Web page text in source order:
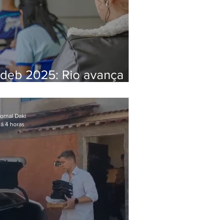
2025: Rio avança
da média nacional
Daki
4 horas